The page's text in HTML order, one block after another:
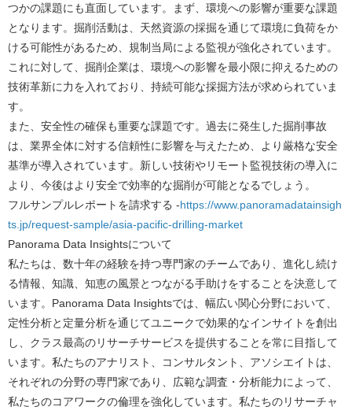
つかの課題にも直面しています。まず、環境への影響が重要な課題
となります。掘削活動は、天然資源の採掘を通じて環境に負荷をか
ける可能性があるため、規制当局による監視が強化されています。
これに対して、掘削企業は、環境への影響を最小限に抑えるための
技術革新に力を入れており、持続可能な採掘方法が求められていま
す。
また、安全性の確保も重要な課題です。過去に発生した掘削事故
は、業界全体に対する信頼性に影響を与えたため、より厳格な安全
基準が導入されています。新しい技術やリモート監視技術の導入に
より、今後はより安全で効率的な掘削が可能となるでしょう。
フルサンプルレポートを請求する -https://www.panoramadatainsigh
ts.jp/request-sample/asia-pacific-drilling-market
Panorama Data Insightsについて
私たちは、数十年の経験を持つ専門家のチームであり、進化し続け
る情報、知識、知恵の風景とつながる手助けをすることを決意して
います。Panorama Data Insightsでは、幅広い関心分野において、
定性分析と定量分析を通じてユニークで効果的なインサイトを創出
し、クラス最高のリサーチサービスを提供することを常に目指して
います。私たちのアナリスト、コンサルタント、アソシエイトは、
それぞれの分野の専門家であり、広範な調査・分析能力によって、
私たちのコアワークの倫理を強化しています。私たちのリサーチャ